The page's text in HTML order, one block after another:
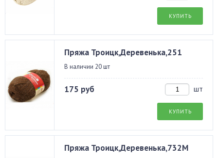
КУПИТЬ
Пряжа Троицк,Деревенька,251
В наличии 20 шт
175 руб шт
КУПИТЬ
Пряжа Троицк,Деревенька,732М